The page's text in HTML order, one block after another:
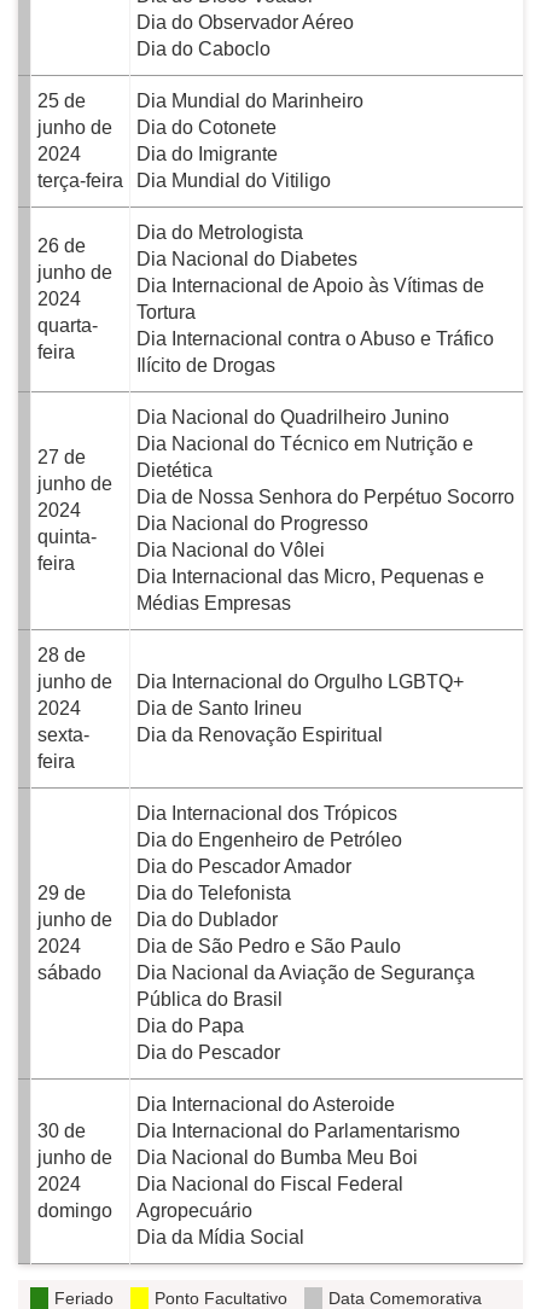
Dia do Observador Aéreo
Dia do Caboclo
25 de
junho de
2024
terça-feira
Dia Mundial do Marinheiro
Dia do Cotonete
Dia do Imigrante
Dia Mundial do Vitiligo
26 de
junho de
2024
quarta-
feira
Dia do Metrologista
Dia Nacional do Diabetes
Dia Internacional de Apoio às Vítimas de
Tortura
Dia Internacional contra o Abuso e Tráfico
Ilícito de Drogas
27 de
junho de
2024
quinta-
feira
Dia Nacional do Quadrilheiro Junino
Dia Nacional do Técnico em Nutrição e
Dietética
Dia de Nossa Senhora do Perpétuo Socorro
Dia Nacional do Progresso
Dia Nacional do Vôlei
Dia Internacional das Micro, Pequenas e
Médias Empresas
28 de
junho de
2024
sexta-
feira
Dia Internacional do Orgulho LGBTQ+
Dia de Santo Irineu
Dia da Renovação Espiritual
29 de
junho de
2024
sábado
Dia Internacional dos Trópicos
Dia do Engenheiro de Petróleo
Dia do Pescador Amador
Dia do Telefonista
Dia do Dublador
Dia de São Pedro e São Paulo
Dia Nacional da Aviação de Segurança
Pública do Brasil
Dia do Papa
Dia do Pescador
30 de
junho de
2024
domingo
Dia Internacional do Asteroide
Dia Internacional do Parlamentarismo
Dia Nacional do Bumba Meu Boi
Dia Nacional do Fiscal Federal
Agropecuário
Dia da Mídia Social
Feriado Ponto Facultativo Data Comemorativa